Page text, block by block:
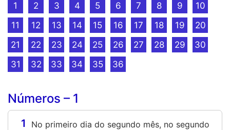
1
2 3 4 5 6 7 8 9
10
11
12 13 14 15 16 17 18 19
20
21
22 23 24 25 26 27 28 29
30
31
32 33 34 35 36
Números – 1
1
No primeiro dia do segundo mês, no segundo